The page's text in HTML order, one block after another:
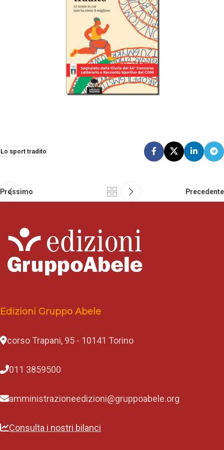
Lo sport tradito
Prossimo Precedente
Edizioni Gruppo Abele
corso Trapani, 95 - 10141 Torino
011 3859500
amministrazioneedizioni@gruppoabele.org
Consulta i nostri bilanci